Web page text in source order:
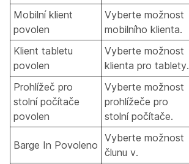
Mobilní klient
povolen
Vyberte možnost
mobilního klienta.
Klient tabletu
povolen
Vyberte možnost
klienta pro tablety.
Prohlížeč pro
stolní počítače
povolen
Vyberte možnost
prohlížeče pro
stolní počítače.
Barge In Povoleno
Vyberte možnost
člunu v.